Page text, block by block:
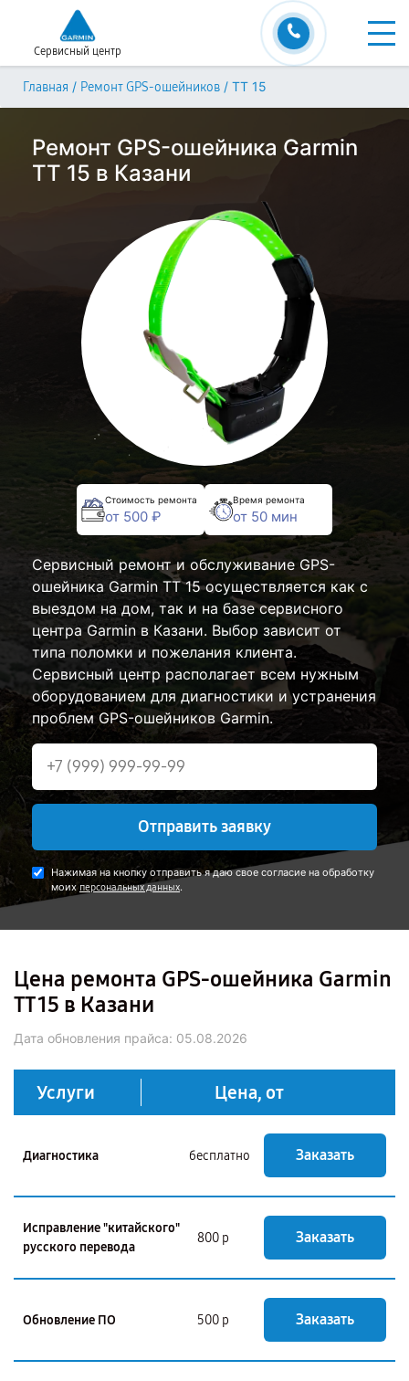
Сервисный центр
Главная / Ремонт GPS-ошейников / TT 15
Ремонт GPS-ошейника Garmin
TT 15 в Казани
Стоимость ремонта
от 500 ₽
Время ремонта
от 50 мин
Сервисный ремонт и обслуживание GPS-
ошейника Garmin TT 15 осуществляется как с
выездом на дом, так и на базе сервисного
центра Garmin в Казани. Выбор зависит от
типа поломки и пожелания клиента.
Сервисный центр располагает всем нужным
оборудованием для диагностики и устранения
проблем GPS-ошейников Garmin.
Отправить заявку
Нажимая на кнопку отправить я даю свое согласие на обработку
моих персональных данных.
Цена ремонта GPS-ошейника Garmin
TT 15 в Казани
Дата обновления прайса: 05.08.2026
Услуги Цена, от
Диагностика бесплатно Заказать
Исправление "китайского"
русского перевода
800 р Заказать
Обновление ПО 500 р Заказать